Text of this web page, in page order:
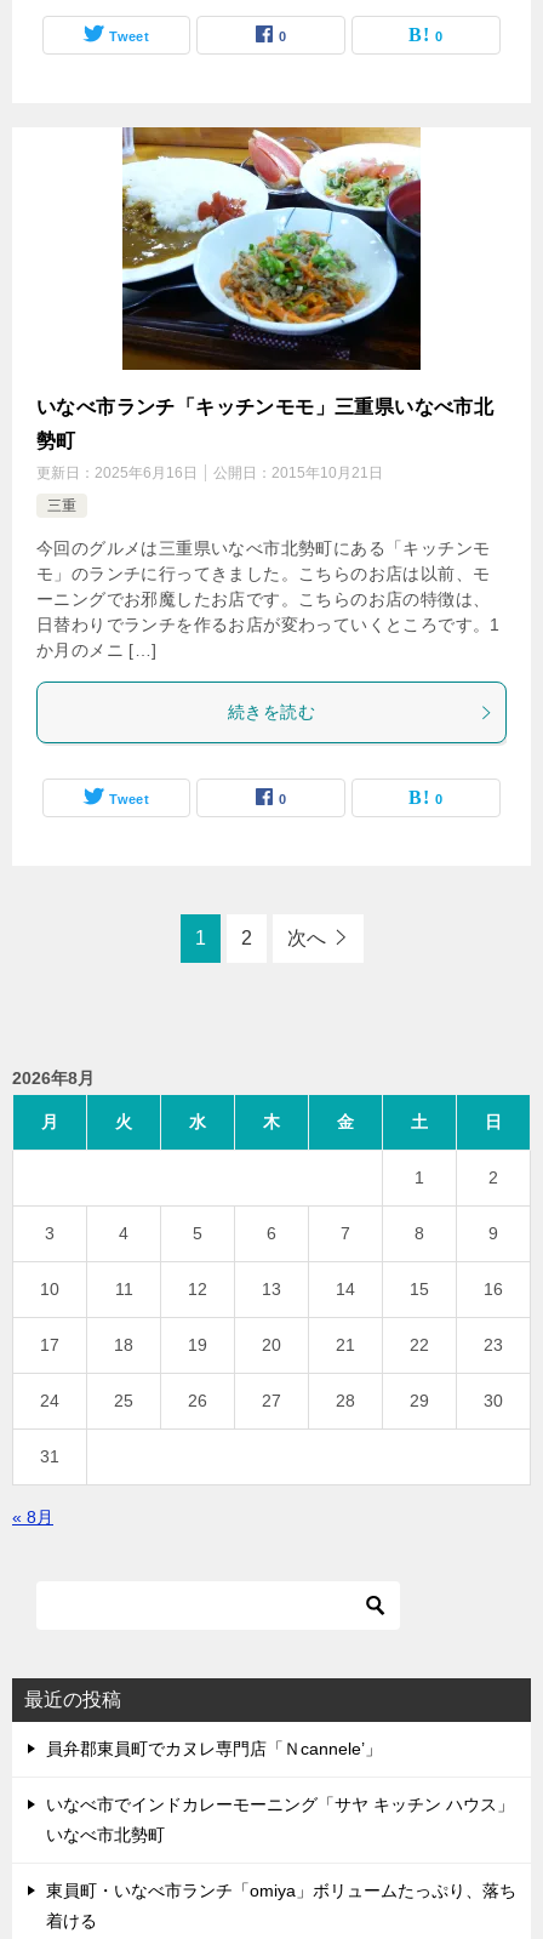
Tweet 0 0
いなべ市ランチ「キッチンモモ」三重県いなべ市北
勢町
更新日： 2025年6月16日 公開日： 2015年10月21日
三重
今回のグルメは三重県いなべ市北勢町にある「キッチンモ
モ」のランチに行ってきました。こちらのお店は以前、モ
ーニングでお邪魔したお店です。こちらのお店の特徴は、
日替わりでランチを作るお店が変わっていくところです。1
か月のメニ […]
続きを読む
Tweet 0 0
1 2 次へ
2026年8月
月 火 水 木 金 土 日
1 2
3 4 5 6 7 8 9
10 11 12 13 14 15 16
17 18 19 20 21 22 23
24 25 26 27 28 29 30
31
« 8月
最近の投稿
員弁郡東員町でカヌレ専門店「Ｎcannele’」
いなべ市でインドカレーモーニング「サヤ キッチン ハウス」
いなべ市北勢町
東員町・いなべ市ランチ「omiya」ボリュームたっぷり、落ち
着ける